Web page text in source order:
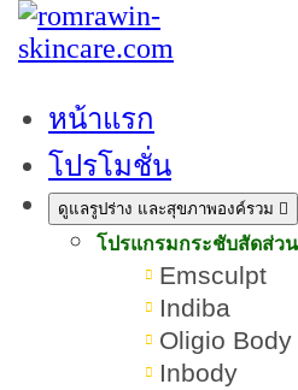
หน้าแรก
โปรโมชั่น
ดูแลรูปร่าง และสุขภาพองค์รวม
โปรแกรมกระชับสัดส่ว
Emsculpt
Indiba
Oligio Body
Inbody
คอลลาเจน คืออะ
อะไรบ้าง ดูอ่อน
ทีมผู้เชี่ยวชาญ